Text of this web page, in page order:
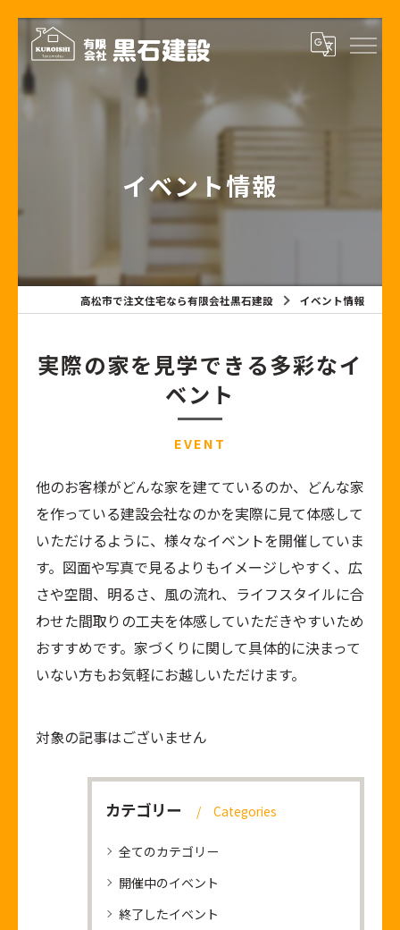
イベント情報
高松市で注文住宅なら有限会社黒石建設 イベント情報
実際の家を見学できる多彩なイ
ベント
EVENT
他のお客様がどんな家を建てているのか、どんな家
を作っている建設会社なのかを実際に見て体感して
いただけるように、様々なイベントを開催していま
す。図面や写真で見るよりもイメージしやすく、広
さや空間、明るさ、風の流れ、ライフスタイルに合
わせた間取りの工夫を体感していただきやすいため
おすすめです。家づくりに関して具体的に決まって
いない方もお気軽にお越しいただけます。
対象の記事はございません
カテゴリー Categories
全てのカテゴリー
開催中のイベント
終了したイベント